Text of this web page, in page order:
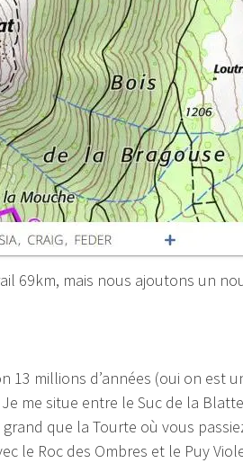
69km, mais nous ajoutons un
13 millions d’années (oui on est
me situe entre le Suc de la
que la Tourte où vous
le Roc des Ombres et le Puy